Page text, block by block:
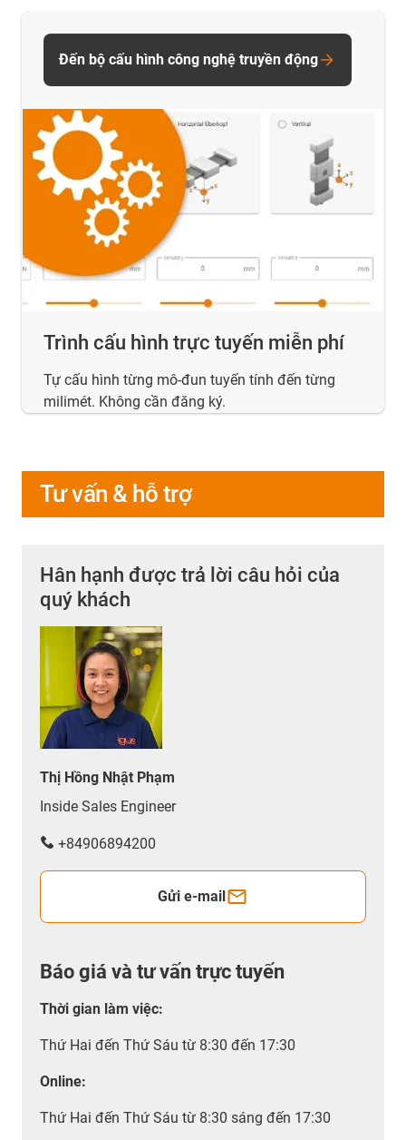
Trình cấu hình trực tuyến miễn phí
Tự cấu hình từng mô-đun tuyến tính đến từng
milimét. Không cần đăng ký.
Đến bộ cấu hình công nghệ truyền động
Tư vấn & hỗ trợ
Hân hạnh được trả lời câu hỏi của
quý khách
Thị Hồng Nhật Phạm
Inside Sales Engineer
+84906894200
Gửi e-mail
Báo giá và tư vấn trực tuyến
Thời gian làm việc:
Thứ Hai đến Thứ Sáu từ 8:30 đến 17:30
Online:
Thứ Hai đến Thứ Sáu từ 8:30 sáng đến 17:30